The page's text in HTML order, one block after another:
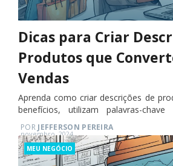
Dicas para Criar
Produtos que
Vendas
Aprenda como criar descrições de
benefícios, utilizam palavras-
vendas.
PORJEFFERSON PEREIRA
Posted
on
novembro, 2024
Categories
MEU NEGÓCIO